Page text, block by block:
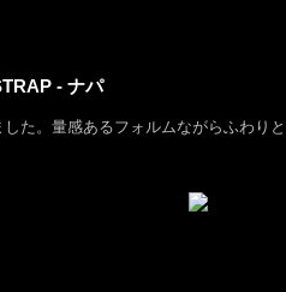
- ナパ
た。量感あるフォルムながらふわりと